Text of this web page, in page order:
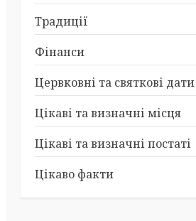
Традиції
Фінанси
Цервковні та святкові дати
Цікаві та визначні місця
Цікаві та визначні постаті
Цікаво факти